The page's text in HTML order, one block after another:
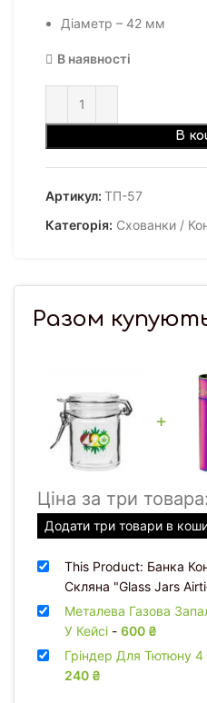
Діаметр – 42 мм
В наявності
В
Артикул: ТП-57
Категорія: Схованки /
Разом
+
Ціна за три товара:
Додати три товари в
This Product: Банка
Скляна "Glass Jars
Металева Газова
У Кейсі - 600 ₴
Гріндер Для Тютюну
240 ₴